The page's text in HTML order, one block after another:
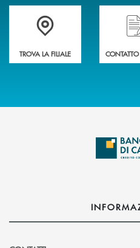
Accedi all' elenco completo
TROVA LA FILIALE
Hai